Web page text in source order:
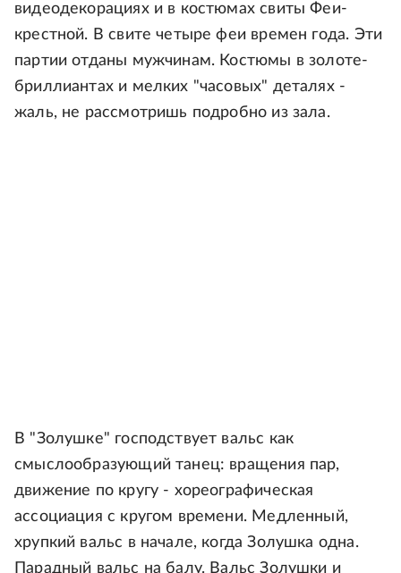
видеодекорациях и в костюмах свиты Феи-
крестной. В свите четыре феи времен года. Эти
партии отданы мужчинам. Костюмы в золоте-
бриллиантах и мелких "часовых" деталях -
жаль, не рассмотришь подробно из зала.
В "Золушке" господствует вальс как
смыслообразующий танец: вращения пар,
движение по кругу - хореографическая
ассоциация с кругом времени. Медленный,
хрупкий вальс в начале, когда Золушка одна.
Парадный вальс на балу. Вальс Золушки и